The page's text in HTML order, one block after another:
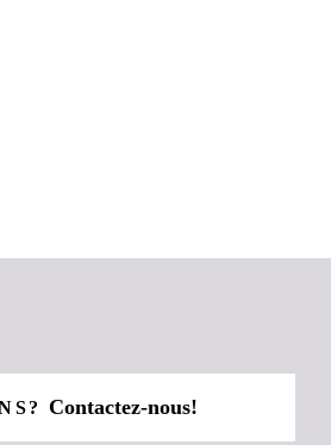
Contactez-nous!